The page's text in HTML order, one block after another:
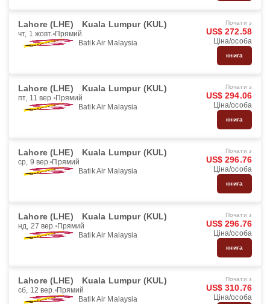
Lahore (LHE) Kuala Lumpur (KUL)
чт, 1 жовт. Прямий
Batik Air Malaysia
Почати з
US$ 272.58
Ціна/особа
книга
Lahore (LHE) Kuala Lumpur (KUL)
пт, 11 вер. Прямий
Batik Air Malaysia
Почати з
US$ 294.06
Ціна/особа
книга
Lahore (LHE) Kuala Lumpur (KUL)
ср, 9 вер. Прямий
Batik Air Malaysia
Почати з
US$ 296.76
Ціна/особа
книга
Lahore (LHE) Kuala Lumpur (KUL)
нд, 27 вер. Прямий
Batik Air Malaysia
Почати з
US$ 296.76
Ціна/особа
книга
Lahore (LHE) Kuala Lumpur (KUL)
сб, 12 вер. Прямий
Batik Air Malaysia
Почати з
US$ 310.76
Ціна/особа